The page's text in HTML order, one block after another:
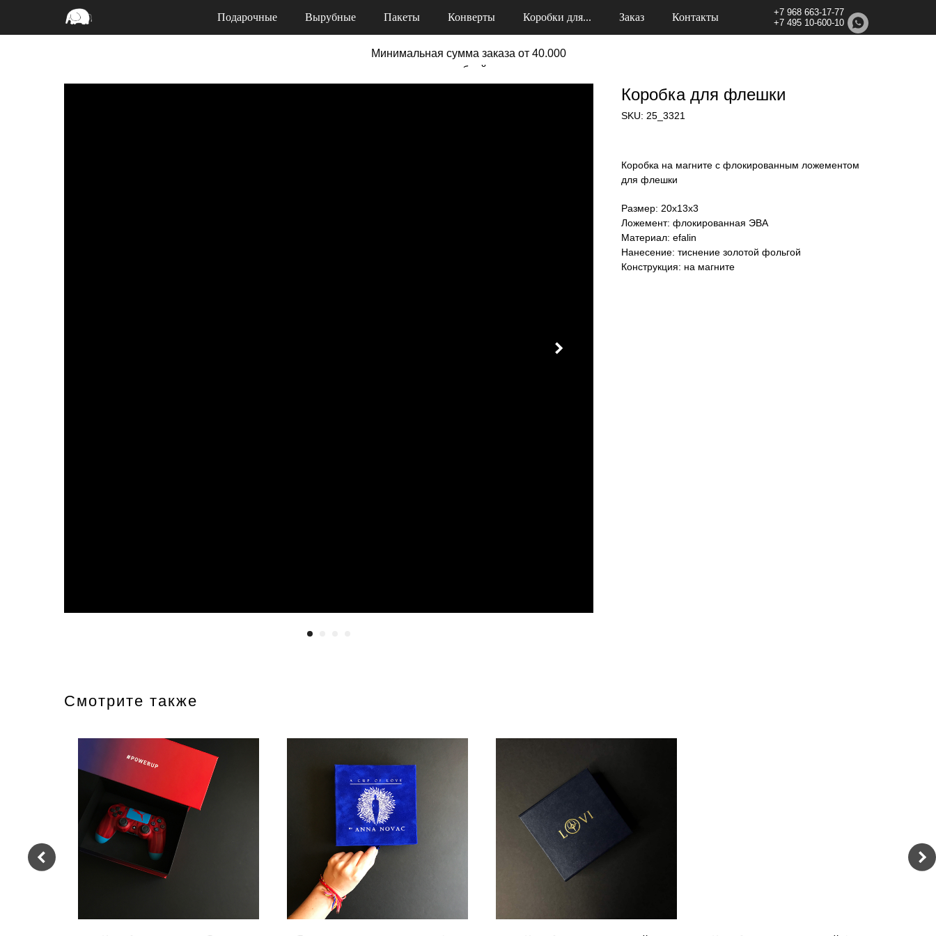
Минимальная сумма заказа от 40.000
рублей
Подарочные Вырубные Пакеты Конверты Коробки для... Заказ Контакты
+7 968 663-17-77
+7 495 10-600-10
Коробка для флешки
SKU: 25_3321
Коробка на магните с флокированным ложементом
для флешки
Размер: 20х13х3
Ложемент: флокированная ЭВА
Материал: efalin
Нанесение: тиснение золотой фольгой
Конструкция: на магните
Смотрите также